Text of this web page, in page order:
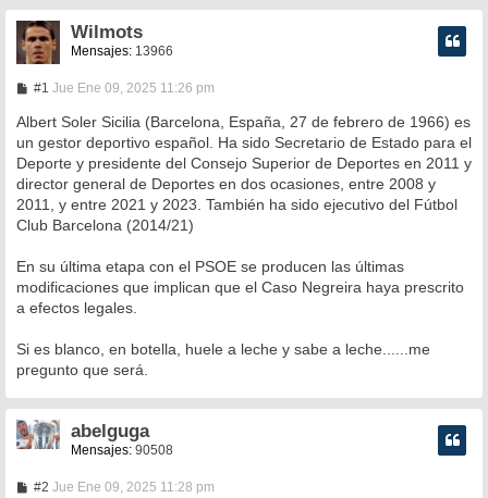
Wilmots
Mensajes: 13966
#1 M
n
a
j
e
Jue Ene 09, 2025 11:26 pm
Albert Soler Sicilia (Barcelona, España, 27 de febrero de 1966) es
un gestor deportivo español. Ha sido Secretario de Estado para el
Deporte y presidente del Consejo Superior de Deportes en 2011 y
director general de Deportes en dos ocasiones, entre 2008 y
2011, y entre 2021 y 2023. También ha sido ejecutivo del Fútbol
Club Barcelona (2014/21)
En su última etapa con el PSOE se producen las últimas
modificaciones que implican que el Caso Negreira haya prescrito
a efectos legales.
Si es blanco, en botella, huele a leche y sabe a leche......me
pregunto que será.
abelguga
Mensajes: 90508
#2MJue Ene 09, 2025 11:28 pm